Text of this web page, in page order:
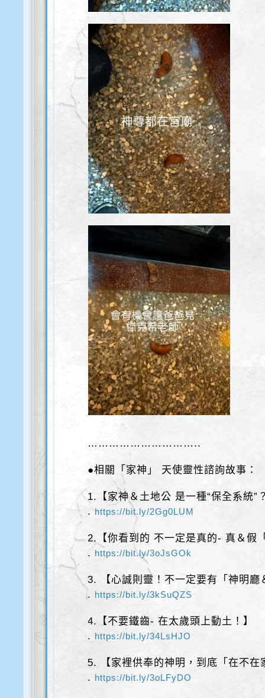
…………………………..
●相關「家神」 天使靈性諮詢故事：
1.【家神＆土地公 是一種“保全系統”
.https://bit.ly/2Gg0LUM
2.【你看到的 不一定是真的- 真＆假
. https://bit.ly/3oJsGOk
3. 【心誠則靈！不一定要有「神明廳
. https://bit.ly/3kSuQZS
4.【不要鐵齒- 在太歲頭上動土！】
. https://bit.ly/34LsHJO
5. 【家裡供奉的神明，到底「在不在
. https://bit.ly/3oLFyDO